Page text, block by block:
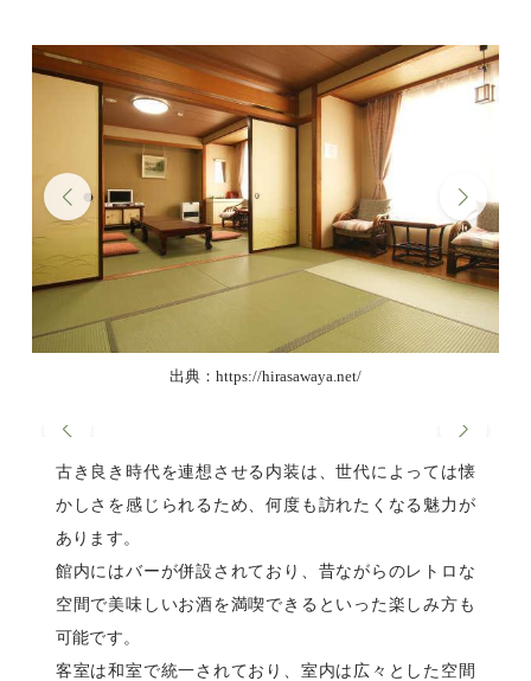
出典：https://hirasawaya.net/
古き良き時代を連想させる内装は、世代によっては懐
かしさを感じられるため、何度も訪れたくなる魅力が
あります。
館内にはバーが併設されており、昔ながらのレトロな
空間で美味しいお酒を満喫できるといった楽しみ方も
可能です。
客室は和室で統一されており、室内は広々とした空間